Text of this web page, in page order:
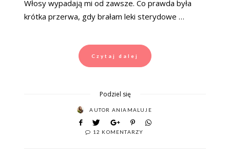
Włosy wypadają mi od zawsze. Co prawda była
krótka przerwa, gdy brałam leki sterydowe …
Czytaj dalej
Podziel się
AUTOR ANIAMALUJE
12 KOMENTARZY